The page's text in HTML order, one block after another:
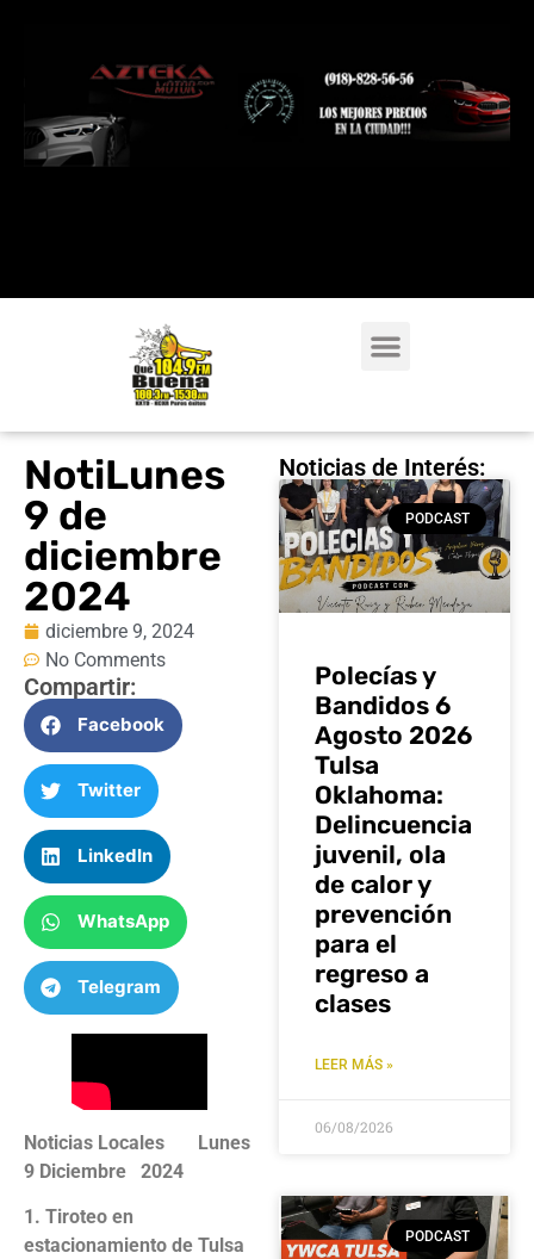
NotiLunes
9 de
diciembre
2024
diciembre 9, 2024
No Comments
Compartir:
Facebook
Twitter
LinkedIn
WhatsApp
Telegram
Noticias Locales Lunes
9 Diciembre 2024
1. Tiroteo en
estacionamiento de Tulsa
Noticias de Interés:
PODCAST
Polecías y
Bandidos 6
Agosto 2026
Tulsa
Oklahoma:
Delincuencia
juvenil, ola
de calor y
prevención
para el
regreso a
clases
LEER MÁS »
06/08/2026
PODCAST